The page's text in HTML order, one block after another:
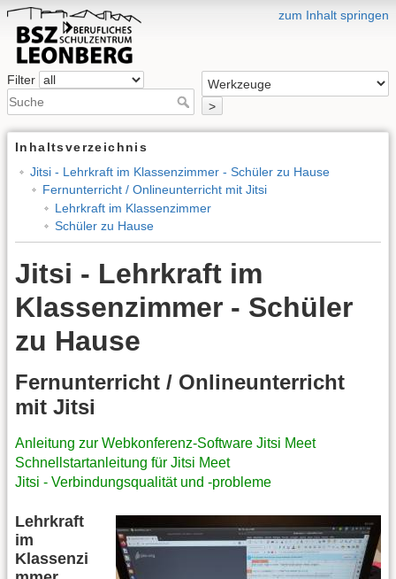
zum Inhalt springen
Filter
>
Inhaltsverzeichnis
Jitsi - Lehrkraft im Klassenzimmer - Schüler zu Hause
Fernunterricht / Onlineunterricht mit Jitsi
Lehrkraft im Klassenzimmer
Schüler zu Hause
Jitsi - Lehrkraft im
Klassenzimmer - Schüler
zu Hause
Fernunterricht / Onlineunterricht
mit Jitsi
Anleitung zur Webkonferenz-Software Jitsi Meet
Schnellstartanleitung für Jitsi Meet
Jitsi - Verbindungsqualität und -probleme
Lehrkraft
im
Klassenzi